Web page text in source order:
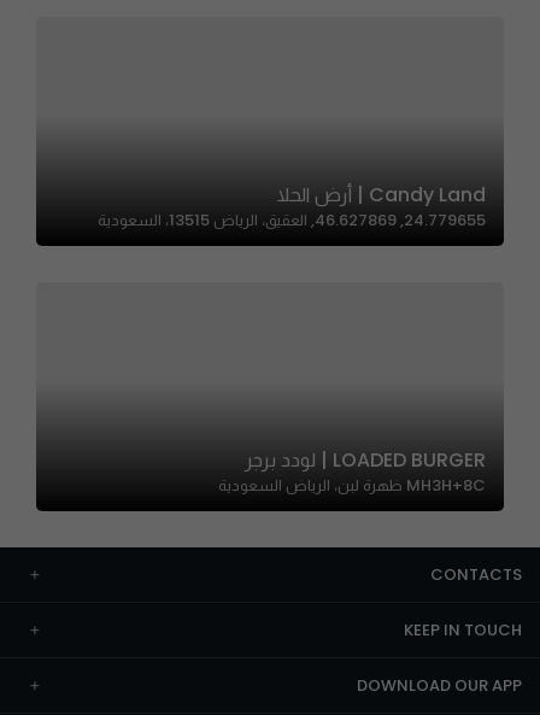
Candy Land | أرض الحلا
24.779655, 46.627869, العقيق، الرياض 13515، السعودية
LOADED BURGER | لودد برجر
MH3H+8C ظهرة لبن، الرياض السعودية
CONTACTS
KEEP IN TOUCH
DOWNLOAD OUR APP